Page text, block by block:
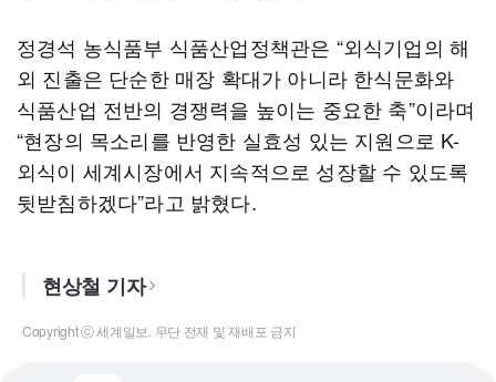
정경석 농식품부 식품산업정책관은 “외식기업의 해
외 진출은 단순한 매장 확대가 아니라 한식문화와
식품산업 전반의 경쟁력을 높이는 중요한 축”이라며
“현장의 목소리를 반영한 실효성 있는 지원으로 K-
외식이 세계시장에서 지속적으로 성장할 수 있도록
뒷받침하겠다”라고 밝혔다.
현상철 기자
Copyright ⓒ 세계일보. 무단 전재 및 재배포 금지